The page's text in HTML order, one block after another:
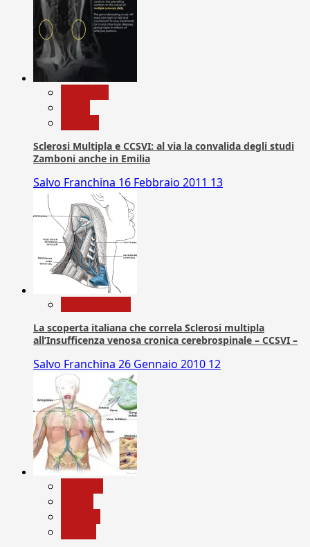
Sclerosi Multipla e CCSVI: al via la convalida degli studi
Zamboni anche in Emilia
Salvo Franchina 16 Febbraio 2011 13
La scoperta italiana che correla Sclerosi multipla
all’Insufficenza venosa cronica cerebrospinale – CCSVI –
Salvo Franchina 26 Gennaio 2010 12